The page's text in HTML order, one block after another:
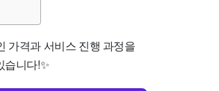
가격과 서비스 진행 과정을
니다!✨